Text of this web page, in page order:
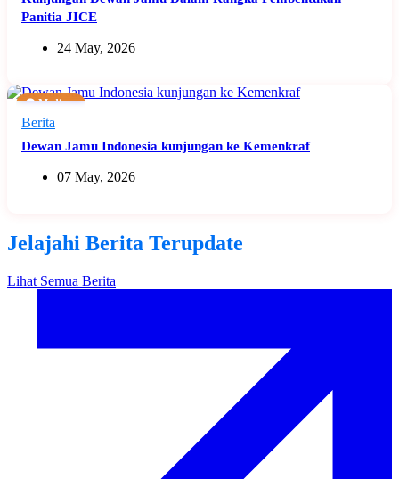
Panitia JICE
24 May, 2026
🟠 Medium
Berita
Dewan Jamu Indonesia kunjungan ke Kemenkraf
07 May, 2026
Jelajahi Berita Terupdate
Lihat Semua Berita